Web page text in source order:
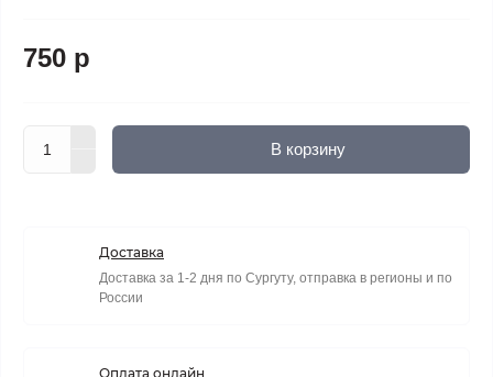
750 р
В корзину
Доставка
Доставка за 1-2 дня по Сургуту, отправка в регионы и по
России
Оплата онлайн